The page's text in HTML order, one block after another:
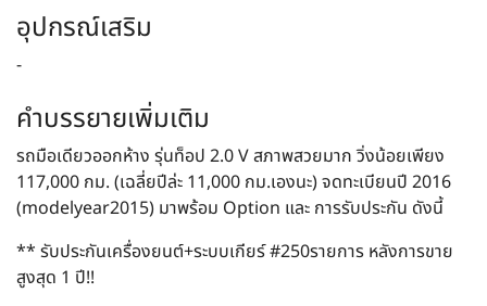
อุปกรณ์เสริม
-
คำบรรยายเพิ่มเติม
รถมือเดียวออกห้าง รุ่นท็อป 2.0 V สภาพสวยมาก วิ่งน้อยเพียง
117,000 กม. (เฉลี่ยปีล่ะ 11,000 กม.เองนะ) จดทะเบียนปี 2016
(modelyear2015) มาพร้อม Option และ การรับประกัน ดังนี้
** รับประกันเครื่องยนต์+ระบบเกียร์ #250รายการ หลังการขาย
สูงสุด 1 ปี!!